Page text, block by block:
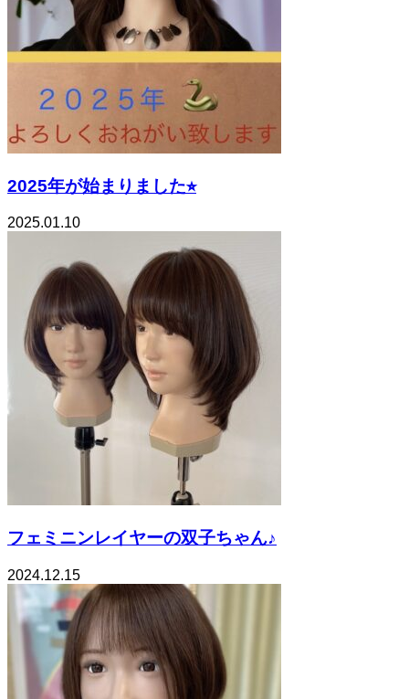
2025年が始まりました⭐︎
2025.01.10
フェミニンレイヤーの双子ちゃん♪
2024.12.15